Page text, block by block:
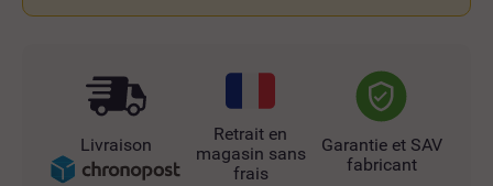
Livraison
Retrait en
magasin sans
frais
Garantie et SAV
fabricant